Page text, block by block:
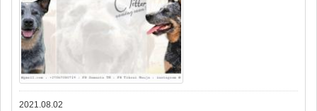
2021.08.02